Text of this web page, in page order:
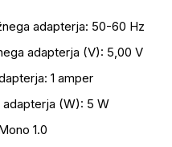
adapterja: 50-60 Hz
adapterja (V): 5,00 V
1 amper
(W): 5 W
1.0